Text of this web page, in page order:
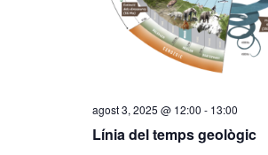
agost 3, 2025 @ 12:00 - 13:00
Línia del temps geològic